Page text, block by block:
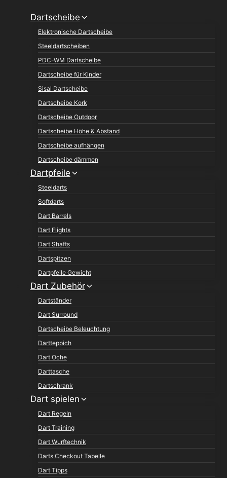
Dartscheibe
Elektronische Dartscheibe
Steeldartscheiben
PDC-WM Dartscheibe
Dartscheibe für Kinder
Sisal Dartscheibe
Dartscheibe Kork
Dartscheibe Outdoor
Dartscheibe Höhe & Abstand
Dartscheibe aufhängen
Dartscheibe dämmen
Dartpfeile
Steeldarts
Softdarts
Dart Barrels
Dart Flights
Dart Shafts
Dartspitzen
Dartpfeile Gewicht
Dart Zubehör
Dartständer
Dart Surround
Dartscheibe Beleuchtung
Dartteppich
Dart Oche
Darttasche
Dartschrank
Dart spielen
Dart Regeln
Dart Training
Dart Wurftechnik
Darts Checkout Tabelle
Dart Tipps